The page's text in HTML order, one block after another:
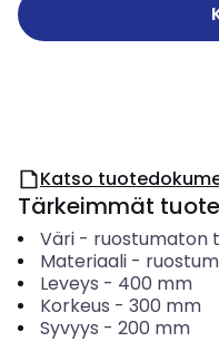
Katso
Tärkeimmät
Väri- ruostumaton
Materiaali-
Leveys - 400 mm
Korkeus - 300 mm
Syvyys - 200 mm